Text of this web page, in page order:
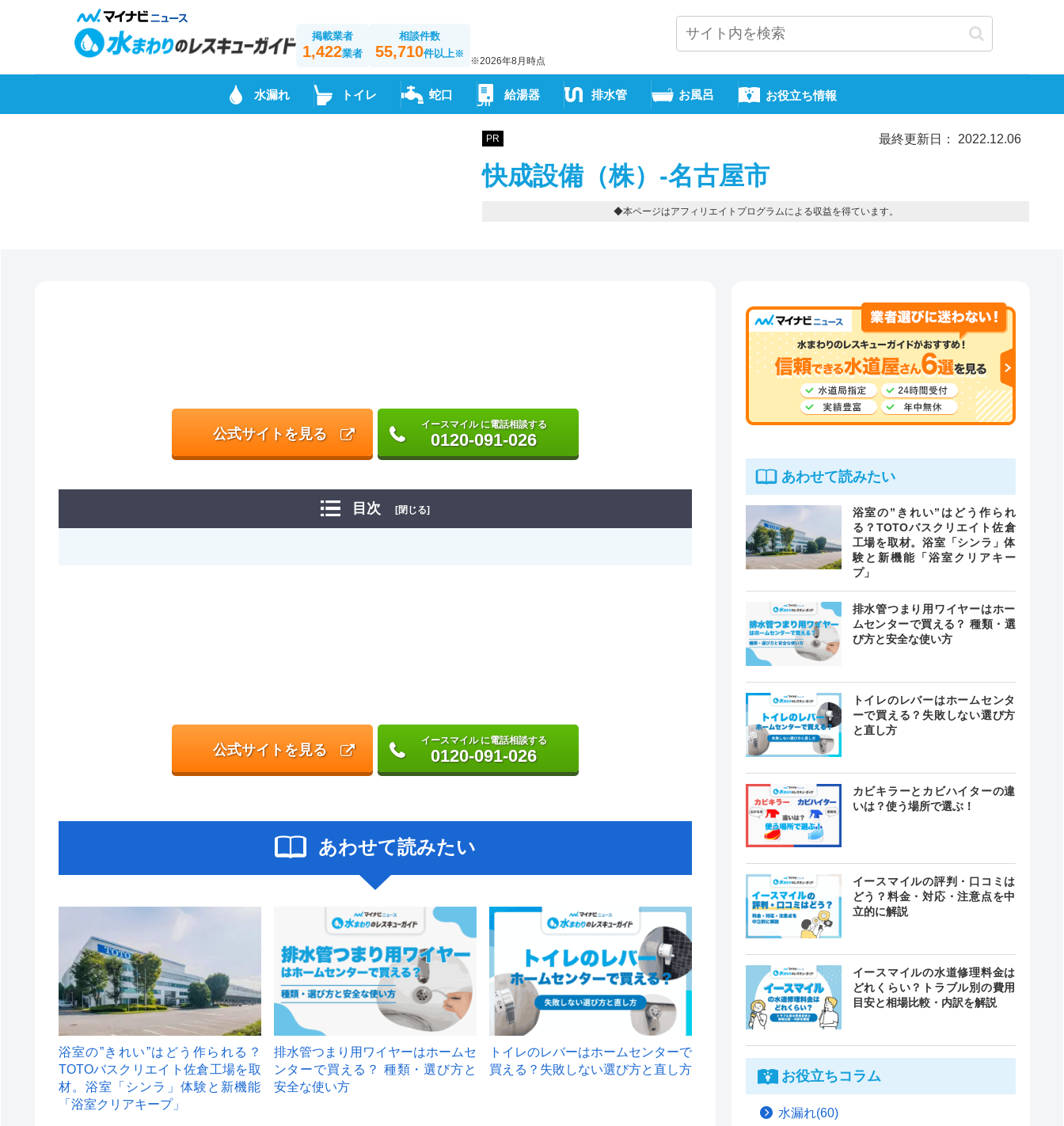
掲載業者
1,422業者
相談件数
55,710件以上※
※2026年8月時点
水漏れ トイレ 蛇口 給湯器 排水管 お風呂 お役立ち情報
PR 最終更新日： 2022.12.06
快成設備（株）-名古屋市
◆本ページはアフィリエイトプログラムによる収益を得ています。
公式サイトを見る
イースマイル に電話相談する
0120-091-026
目次 [閉じる]
公式サイトを見る
イースマイル に電話相談する
0120-091-026
あわせて読みたい
浴室の”きれい”はどう作られる？
TOTOバスクリエイト佐倉工場を取
材。浴室「シンラ」体験と新機能
「浴室クリアキープ」
排水管つまり用ワイヤーはホームセ
ンターで買える？ 種類・選び方と
安全な使い方
トイレのレバーはホームセンターで
買える？失敗しない選び方と直し方
あわせて読みたい
浴室の”きれい”はどう作られ
る？TOTOバスクリエイト佐倉
工場を取材。浴室「シンラ」体
験と新機能「浴室クリアキー
プ」
排水管つまり用ワイヤーはホー
ムセンターで買える？ 種類・選
び方と安全な使い方
トイレのレバーはホームセンタ
ーで買える？失敗しない選び方
と直し方
カビキラーとカビハイターの違
いは？使う場所で選ぶ！
イースマイルの評判・口コミは
どう？料金・対応・注意点を中
立的に解説
イースマイルの水道修理料金は
どれくらい？トラブル別の費用
目安と相場比較・内訳を解説
お役立ちコラム
水漏れ(60)